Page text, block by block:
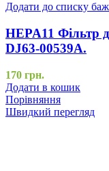
Додати до списку
HEPA11 Фільтр
DJ63-00539A.
170 грн.
Додати в кошик
Порівняння
Швидкий перегляд